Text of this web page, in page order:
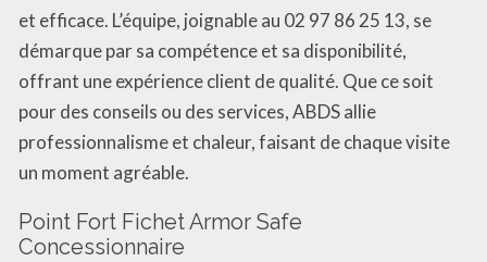
et efficace. L’équipe, joignable au 02 97 86 25 13, se
démarque par sa compétence et sa disponibilité,
offrant une expérience client de qualité. Que ce soit
pour des conseils ou des services, ABDS allie
professionnalisme et chaleur, faisant de chaque visite
un moment agréable.
Point Fort Fichet Armor Safe
Concessionnaire